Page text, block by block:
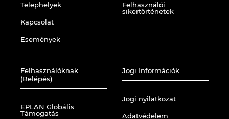
Telephelyek
Kapcsolat
Események
Felhasználói
sikertörténetek
Felhasználóknak
(Belépés)
EPLAN Globális
Támogatás
Jogi Információk
Jogi nyilatkozat
Adatvédelem